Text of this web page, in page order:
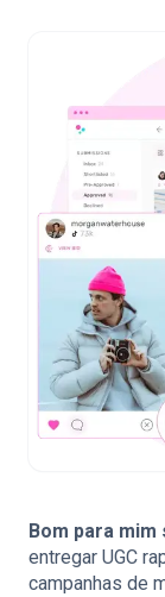
Bom para mim
entregar UGC
campanhas de